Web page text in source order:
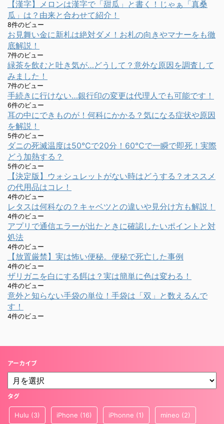
【漢字】メロンは漢字で「甜瓜」と書く！じゃぁ「真桑
瓜」は？由来と合わせて紹介！
8件のビュー
お見舞い金に新札は絶対ダメ！お札の向きやマナーをも徹
底解説！
7件のビュー
緑茶を飲むと吐き気が…どうして？意外な原因を調査して
みました！
7件のビュー
手続きに行けない…銀行印の変更は代理人でも可能です！
6件のビュー
耳の中にできものが！何科にかかる？気になる症状や原因
を解説！
5件のビュー
ダニの死滅温度は50℃で20分！60℃で一瞬で即死！実際
どう加熱する？
5件のビュー
【決定版】ウォシュレットがない時はどうする？オススメ
の代用品はコレ！
4件のビュー
レタスは何科なの？キャベツとの違いや見分け方も解説！
4件のビュー
アプリで通信エラーが出たときに確認したいポイントと対
処法
4件のビュー
【放置厳禁】実は怖い便秘。便秘で死亡した事例
4件のビュー
ザリガニを白にする餌は？実は簡単に色は変わる！
4件のビュー
意外と知らない手袋の単位！手袋は「双」と数えるんで
す！
4件のビュー
アーカイブ
タグ
Hulu (3) iPhone (16) iPhonne (1) mineo (2)